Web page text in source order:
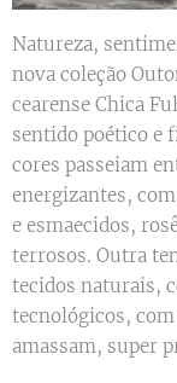
Natureza,
nova coleção
cearense Chica
sentido poético e
cores passeiam
energizantes,
e esmaecidos,
terrosos. Outra
tecidos naturais,
tecnológicos,
amassam, super